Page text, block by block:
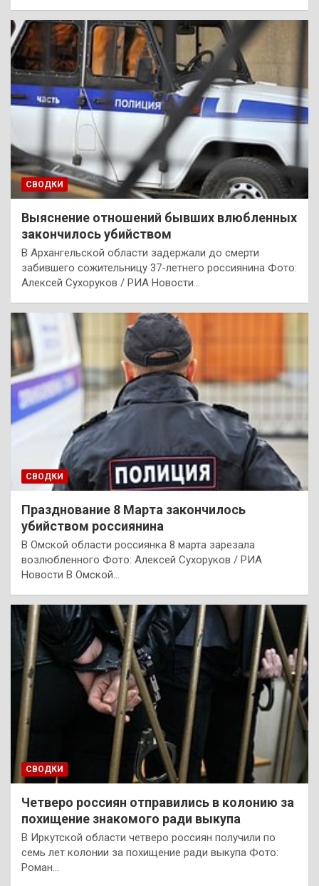
СВОДКИ
Выяснение отношений бывших влюбленных
закончилось убийством
В Архангельской области задержали до смерти
забившего сожительницу 37-летнего россиянина Фото:
Алексей Сухоруков / РИА Новости…
СВОДКИ
Празднование 8 Марта закончилось
убийством россиянина
В Омской области россиянка 8 марта зарезала
возлюбленного Фото: Алексей Сухоруков / РИА
Новости В Омской…
СВОДКИ
Четверо россиян отправились в колонию за
похищение знакомого ради выкупа
В Иркутской области четверо россиян получили по
семь лет колонии за похищение ради выкупа Фото:
Роман…